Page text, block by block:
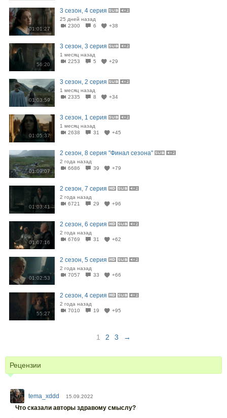
01:01:27
3 сезон, 4 серия
25 дней назад
2300
6 +38
56:20
3 сезон, 3 серия
1 месяц назад
2253
5 +29
01:03:59
3 сезон, 2 серия
1 месяц назад
2335
8 +34
01:05:37
3 сезон, 1 серия
1 месяц назад
2638
31 +45
01:09:07
2 сезон, 8 серия "Финал сезона"
2 года назад
6686
39 +79
01:03:41
2 сезон, 7 серия
2 года назад
6721
29 +96
01:07:16
2 сезон, 6 серия
2 года назад
6769
31 +62
01:02:53
2 сезон, 5 серия
2 года назад
7057
33 +66
55:27
2 сезон, 4 серия
2 года назад
7010
19 +95
1 2 3 →
Рецензии
tema_xddd 15.09.2022
Что сказали авторы здравому смыслу?